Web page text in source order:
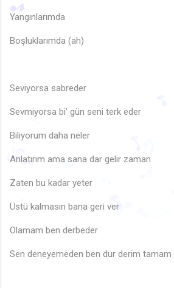
Yangınlarımda
Boşluklarımda (ah)
Seviyorsa sabreder
Sevmiyorsa bi’ gün seni terk eder
Biliyorum daha neler
Anlatırım ama sana dar gelir zaman
Zaten bu kadar yeter
Üstü kalmasın bana geri ver
Olamam ben derbeder
Sen deneyemeden ben dur derim tamam
♩
🎵
🎶
♬
♪
♩
♫
♩
♪
♩
♬
🎶
♬